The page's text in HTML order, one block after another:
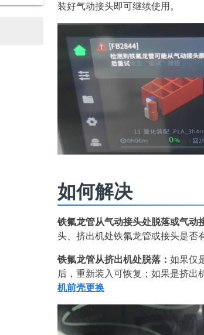
装好气动接头即可继续使用。
如何解决
铁氟龙管从气动接头处脱落或气动
头、挤出机处铁氟龙管或接头是否
铁氟龙管从挤出机处脱落： 如果仅
后，重新装入可恢复；如果是挤出
机前壳更换